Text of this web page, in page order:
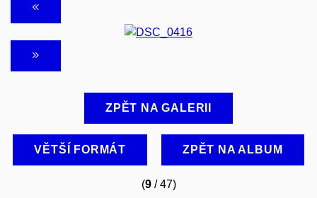
ZPĚT NA GALERII
VĚTŠÍ FORMÁT ZPĚT NA ALBUM
(9/ 47)